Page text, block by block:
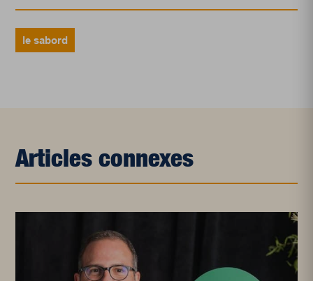
le sabord
Articles connexes